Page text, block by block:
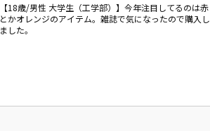
【18歳/男性 大学生（工学部）】今年注目してるのは赤
とかオレンジのアイテム。雑誌で気になったので購入し
ました。